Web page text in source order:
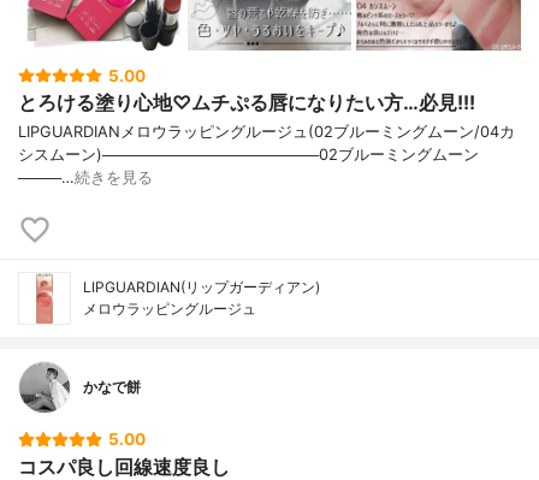
5.00
とろける塗り心地♡ムチぷる唇になりたい方…必見!!!
LIPGUARDIANメロウラッピングルージュ(02ブルーミングムーン/04カ
シスムーン)────────────────────02ブルーミングムーン
────…続きを見る
LIPGUARDIAN(リップガーディアン)
メロウラッピングルージュ
かなで餅
5.00
コスパ良し回線速度良し